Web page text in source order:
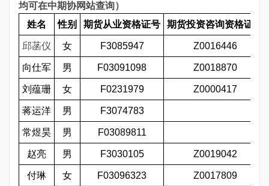
均可在中期协网站查询）
姓名
性别 期货从业资格证号 期货投资咨询资格证号
邱菡仪 女 F3085947 Z0016446
向仕军 男 F03091098 Z0018870
刘蕴珊 女 F0231979 Z0000417
蒋运洋 男 F3074783
常煜昊 男 F03089811
赵亮 男 F3030105 Z0019042
付琳 女 F03096323 Z0017809